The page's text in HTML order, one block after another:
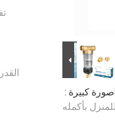
صورة كبيرة :